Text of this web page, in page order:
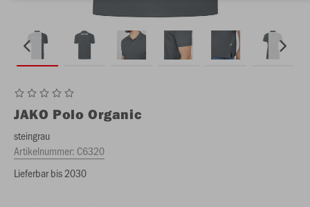
JAKO Polo Organic
steingrau
Artikelnummer: C6320
Lieferbar bis 2030